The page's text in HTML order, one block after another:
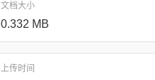
文档大小
0.332 MB
上传时间